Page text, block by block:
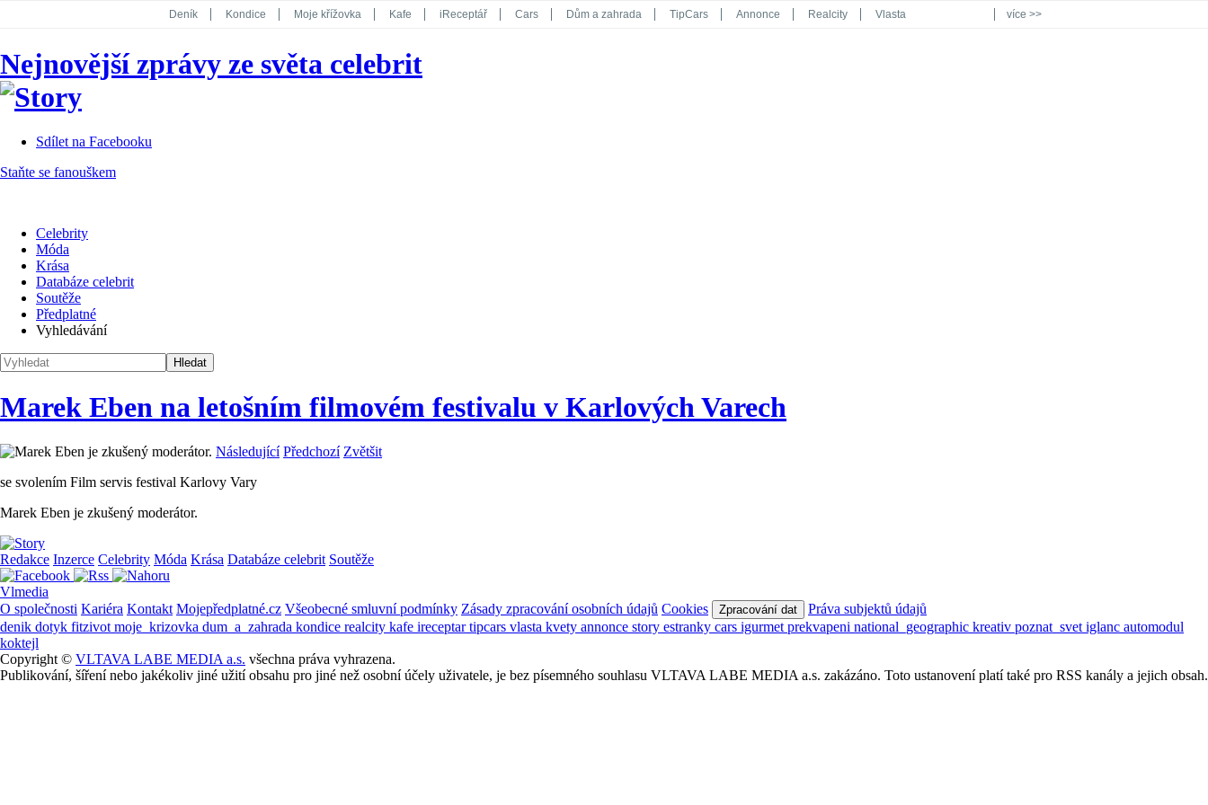
Deník Kondice Moje křížovka Kafe iReceptář Cars Dům a zahrada TipCars Annonce Realcity Vlasta
Koktejl
více >>
Nejnovější zprávy ze světa celebrit
Sdílet na Facebooku
Staňte se fanouškem
Celebrity
Móda
Krása
Databáze celebrit
Soutěže
Předplatné
Vyhledávání
Marek Eben na letošním filmovém festivalu v Karlových Varech
Následující Předchozí Zvětšit
se svolením Film servis festival Karlovy Vary
Marek Eben je zkušený moderátor.
Redakce Inzerce Celebrity Móda Krása Databáze celebrit Soutěže
Vlmedia
O společnosti Kariéra Kontakt Mojepředplatné.cz Všeobecné smluvní podmínky Zásady zpracování osobních údajů Cookies Zpracování dat
Práva subjektů údajů
denik dotyk fitzivot moje_krizovka dum_a_zahrada kondice realcity kafe ireceptartipcars vlasta kvety annonce story estranky cars igurmet prekvapeni national_geographic kreativ poznat_svet iglanc automodul
koktejl
Copyright © VLTAVA LABE MEDIA a.s. všechna práva vyhrazena.
Publikování, šíření nebo jakékoliv jiné užití obsahu pro jiné než osobní účely uživatele, je bez písemného souhlasu VLTAVA LABE MEDIA a.s. zakázáno. Toto ustanovení platí také pro RSS kanály a jejich obsah.